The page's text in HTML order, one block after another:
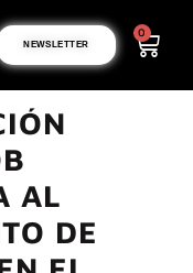
NEWSLETTER
0
AL
DE